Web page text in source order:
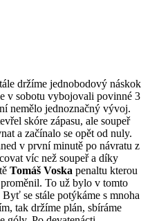
držíme jednobodový náskok
v sobotu vybojovali povinné 3
nemělo jednoznačný vývoj.
skóre zápasu, ale soupeř
a začínalo se opět od nuly.
v první minutě po návratu z
víc než soupeř a díky
Tomáš Voska penaltu kterou
To už bylo v tomto
se stále potýkáme s mnoha
tak držíme plán, sbíráme